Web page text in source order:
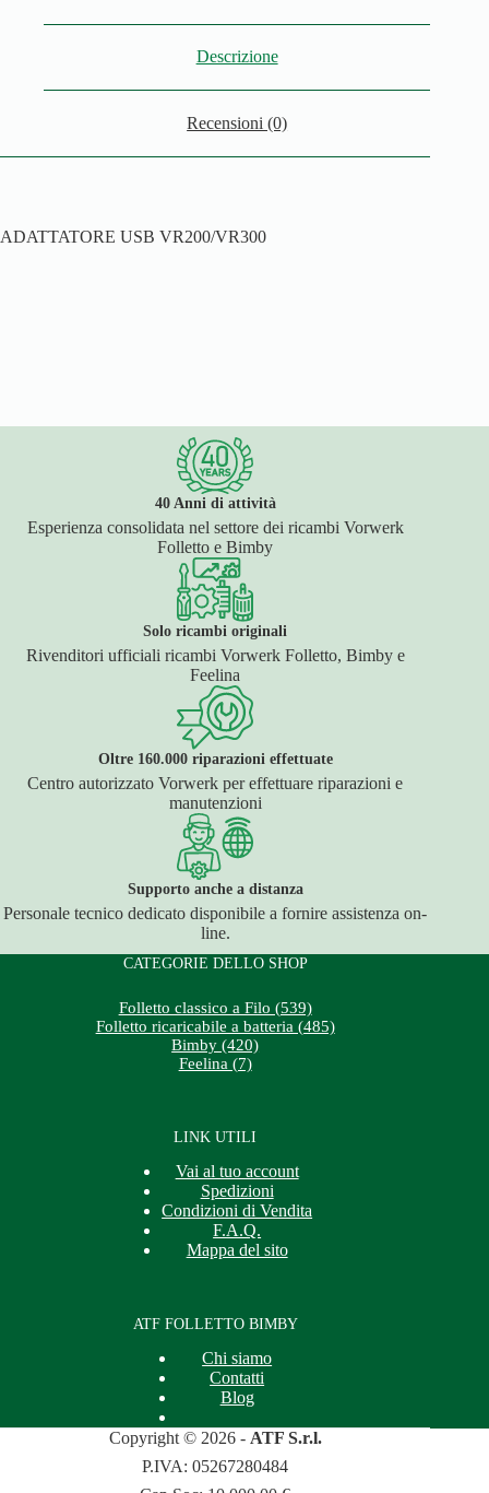
Descrizione
Recensioni (0)
ADATTATORE USB VR200/VR300
40 Anni di attività
Esperienza consolidata nel settore dei ricambi Vorwerk
Folletto e Bimby
Solo ricambi originali
Rivenditori ufficiali ricambi Vorwerk Folletto, Bimby e
Feelina
Oltre 160.000 riparazioni effettuate
Centro autorizzato Vorwerk per effettuare riparazioni e
manutenzioni
Supporto anche a distanza
Personale tecnico dedicato disponibile a fornire assistenza on-
line.
CATEGORIE DELLO SHOP
Folletto classico a Filo (539)
Folletto ricaricabile a batteria (485)
Bimby (420)
Feelina (7)
LINK UTILI
Vai al tuo account
Spedizioni
Condizioni di Vendita
F.A.Q.
Mappa del sito
ATF FOLLETTO BIMBY
Chi siamo
Contatti
Blog
Copyright © 2026 - ATF S.r.l.
P.IVA: 05267280484